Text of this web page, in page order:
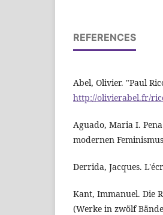
REFERENCES
Abel, Olivier. "Paul
http://olivierabel.fr/
Aguado, Maria I.
modernen
Derrida, Jacques.
Kant, Immanuel. Die
(Werke in zwölf